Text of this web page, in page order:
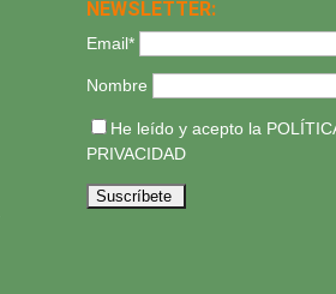
NEWSLETTER:
Email*
Nombre
He leído y acepto la
PRIVACIDAD